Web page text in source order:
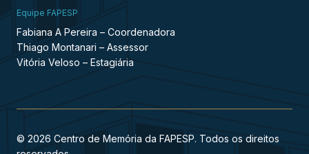
Equipe FAPESP
Fabiana A Pereira – Coordenadora
Thiago Montanari – Assessor
Vitória Veloso – Estagiária
© 2026 Centro de Memória da FAPESP. Todos os direitos